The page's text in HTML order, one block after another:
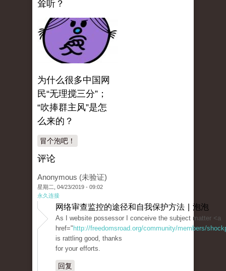
耸听？
为什么很多中国网
民“无理搅三分”；
“吹捧群主风”是怎
么来的？
冒个泡吧！
评论
Anonymous (未验证)
星期二, 04/23/2019 - 09:02
永久连接
网络审查监控的途径和自我保护方法 | 泡泡
As I website possessor I conceive the subject matter <a
href=" http://freedomsroad.org/community/members/
is rattling good, thanks
for your efforts.
回复